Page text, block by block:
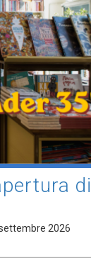
di
2026